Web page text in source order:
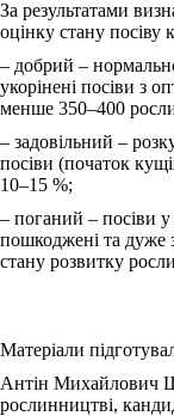
За результатами
оцінку стану посіву
‒ добрий –
укорінені посіви з
менше 350‒400
‒ задовільний –
посіви (початок
10‒15 %;
‒ поганий – посіви у
пошкоджені та дуже
стану розвитку
Матеріали
Антін Михайлович
рослинництві,